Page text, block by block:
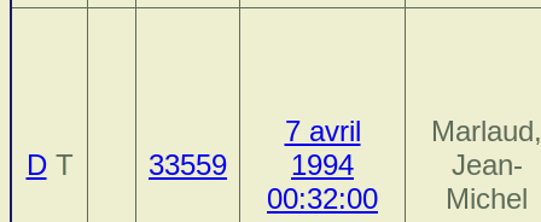
DT 33559
7 avril
1994
00:32:00
Marlaud,
Jean-
Michel